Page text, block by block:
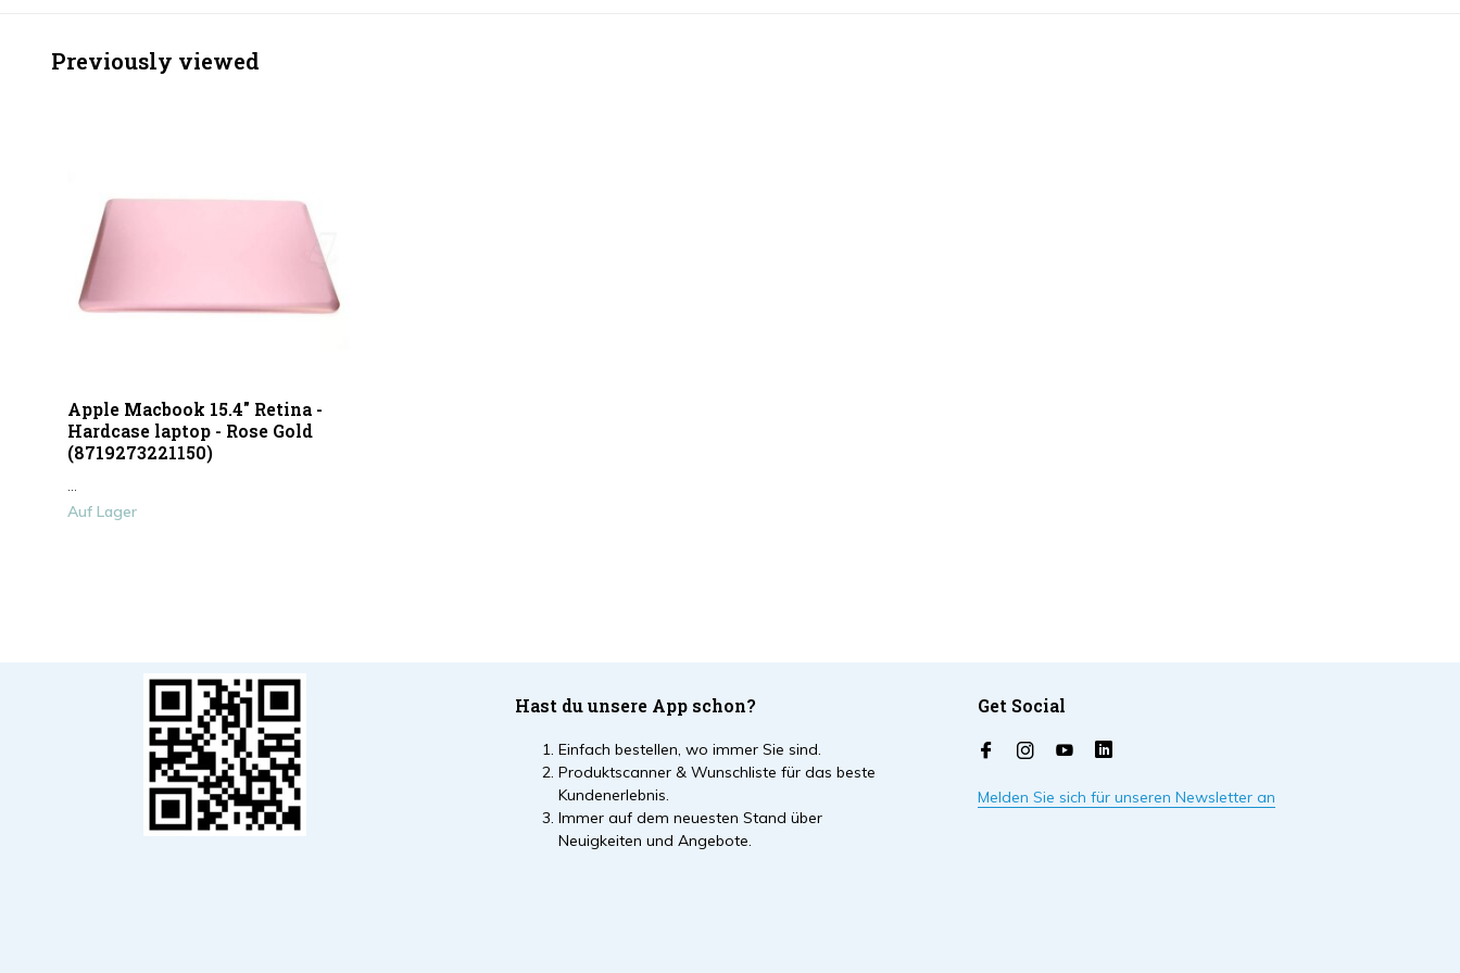
Previously viewed
Apple Macbook 15.4" Retina -
Hardcase laptop - Rose Gold
(8719273221150)
Auf Lager
Hast du unsere App schon?
Einfach bestellen, wo immer Sie sind.
Produktscanner & Wunschliste für das beste
Kundenerlebnis.
Immer auf dem neuesten Stand über
Neuigkeiten und Angebote.
Get Social
Melden Sie sich für unseren Newsletter an